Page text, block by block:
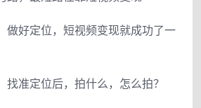
做好定位，短视频变现就成功了一
找准定位后，拍什么，怎么拍？